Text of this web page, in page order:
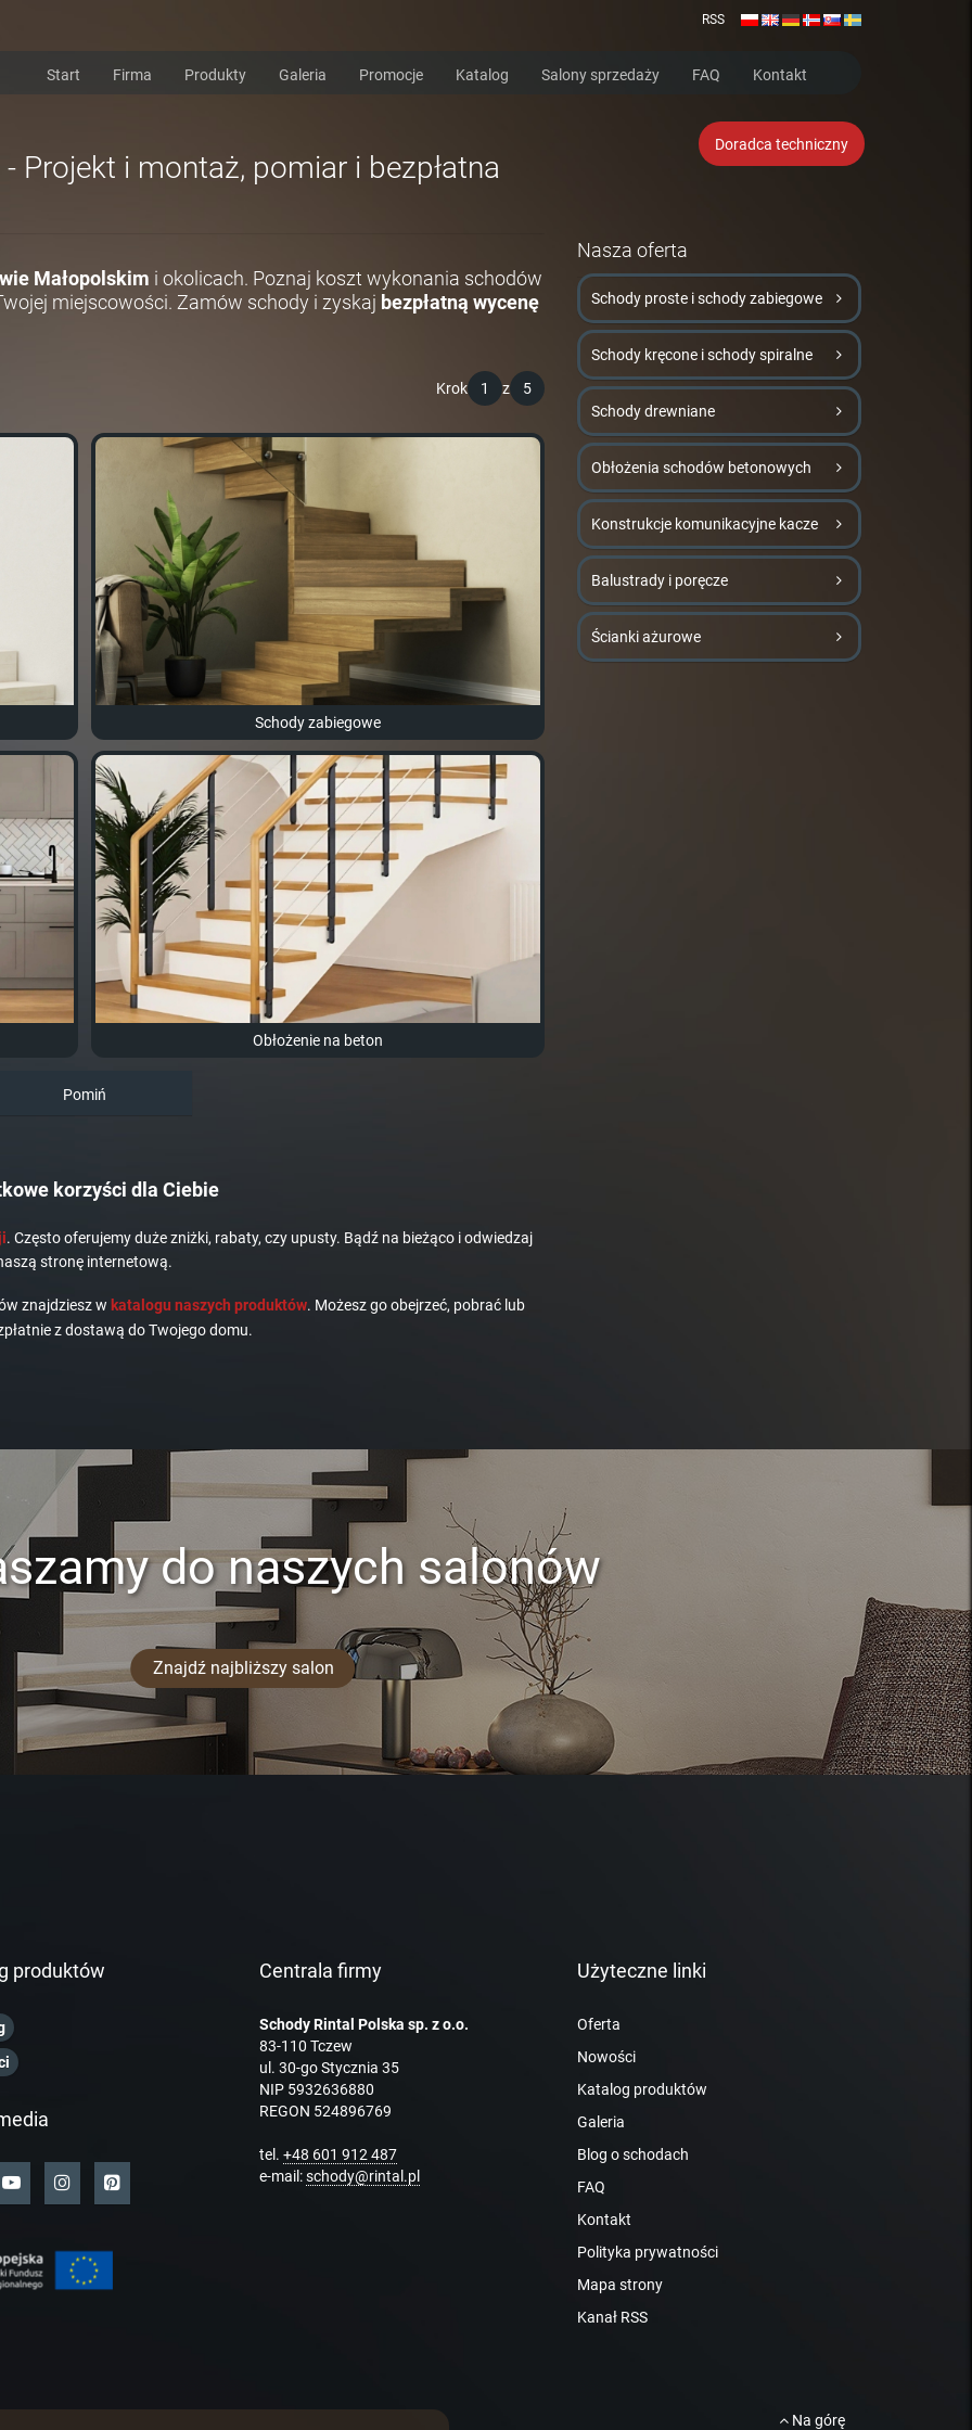
RSS
Start Firma Produkty Galeria Promocje Katalog Salony sprzedaży FAQ Kontakt
Doradca techniczny
Projekt i montaż, pomiar i bezpłatna
Małopolskim i okolicach. Poznaj koszt wykonania schodów
miejscowości. Zamów schody i zyskaj bezpłatną wycenę
Krok 1 z 5
Schody zabiegowe
Obłożenie na beton
Pomiń
korzyści dla Ciebie
. Często oferujemy duże zniżki, rabaty, czy upusty. Bądź na bieżąco i odwiedzaj
stronę internetową.
znajdziesz w katalogu naszych produktów. Możesz go obejrzeć, pobrać lub
z dostawą do Twojego domu.
Nasza oferta
Schody proste i schody zabiegowe
Schody kręcone i schody spiralne
Schody drewniane
Obłożenia schodów betonowych
Konstrukcje komunikacyjne kacze
Balustrady i poręcze
Ścianki ażurowe
do naszych salonów
Znajdź najbliższy salon
produktów Centrala firmy
Schody Rintal Polska sp. z o.o.
83-110 Tczew
ul. 30-go Stycznia 35
NIP 5932636880
REGON 524896769
tel. +48 601 912 487
e-mail:schody@rintal.pl
Użyteczne linki
Oferta
Nowości
Katalog produktów
Galeria
Blog o schodach
FAQ
Kontakt
Polityka prywatności
Mapa strony
Kanał RSS
Na górę